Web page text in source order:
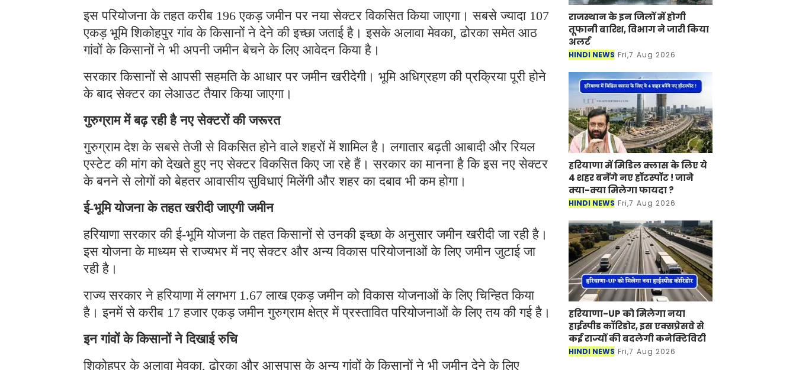
196 एकड़ जमीन पर विकसित होगा नया सेक्टर
इस परियोजना के तहत करीब 196 एकड़ जमीन पर नया सेक्टर विकसित किया जाएगा। सबसे ज्यादा 107
एकड़ भूमि शिकोहपुर गांव के किसानों ने देने की इच्छा जताई है। इसके अलावा मेवका, ढोरका समेत आठ
गांवों के किसानों ने भी अपनी जमीन बेचने के लिए आवेदन किया है।
सरकार किसानों से आपसी सहमति के आधार पर जमीन खरीदेगी। भूमि अधिग्रहण की प्रक्रिया पूरी होने
के बाद सेक्टर का लेआउट तैयार किया जाएगा।
गुरुग्राम में बढ़ रही है नए सेक्टरों की जरूरत
गुरुग्राम देश के सबसे तेजी से विकसित होने वाले शहरों में शामिल है। लगातार बढ़ती आबादी और रियल
एस्टेट की मांग को देखते हुए नए सेक्टर विकसित किए जा रहे हैं। सरकार का मानना है कि इस नए सेक्टर
के बनने से लोगों को बेहतर आवासीय सुविधाएं मिलेंगी और शहर का दबाव भी कम होगा।
ई-भूमि योजना के तहत खरीदी जाएगी जमीन
हरियाणा सरकार की ई-भूमि योजना के तहत किसानों से उनकी इच्छा के अनुसार जमीन खरीदी जा रही है।
इस योजना के माध्यम से राज्यभर में नए सेक्टर और अन्य विकास परियोजनाओं के लिए जमीन जुटाई जा
रही है।
राज्य सरकार ने हरियाणा में लगभग 1.67 लाख एकड़ जमीन को विकास योजनाओं के लिए चिन्हित किया
है। इनमें से करीब 17 हजार एकड़ जमीन गुरुग्राम क्षेत्र में प्रस्तावित परियोजनाओं के लिए तय की गई है।
इन गांवों के किसानों ने दिखाई रुचि
राजस्थान के इन जिलों में होगी तूफानी
बारिश, विभाग ने जारी किया अलर्ट
HINDI NEWS Fri,7 Aug 2026
हरियाणा में मिडिल क्लास के लिए ये 4
शहर बनेंगे नए हॉटस्पॉट ! जाने क्या-
HINDI NEWS Fri,7 Aug 2026
हरियाणा-UP को मिलेगा नया हाईस्पीड
कॉरिडोर, इस एक्सप्रेसवे से कई राज्यों